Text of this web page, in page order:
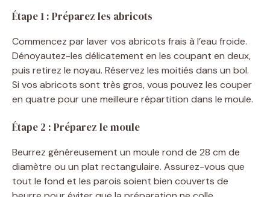
Étape 1 : Préparez les abricots
Commencez par laver vos abricots frais à l’eau froide.
Dénoyautez-les délicatement en les coupant en deux,
puis retirez le noyau. Réservez les moitiés dans un bol.
Si vos abricots sont très gros, vous pouvez les couper
en quatre pour une meilleure répartition dans le moule.
Étape 2 : Préparez le moule
Beurrez généreusement un moule rond de 28 cm de
diamètre ou un plat rectangulaire. Assurez-vous que
tout le fond et les parois soient bien couverts de